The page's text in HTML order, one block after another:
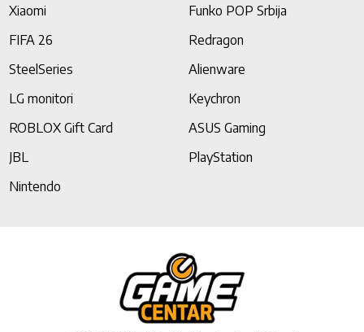
Xiaomi
Funko POP Srbija
FIFA 26
Redragon
SteelSeries
Alienware
LG monitori
Keychron
ROBLOX Gift Card
ASUS Gaming
JBL
PlayStation
Nintendo